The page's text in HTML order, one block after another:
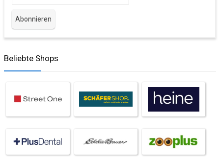
Beliebte Shops